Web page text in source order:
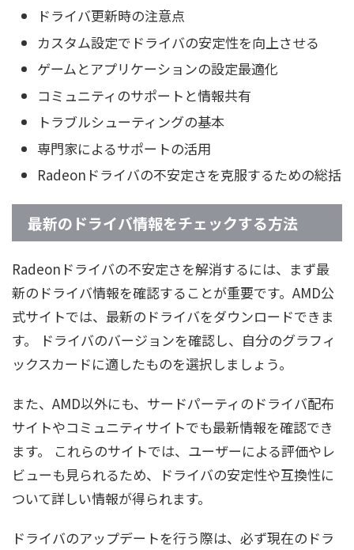
ドライバ更新時の注意点
カスタム設定でドライバの安定性を向上させる
ゲームとアプリケーションの設定最適化
コミュニティのサポートと情報共有
トラブルシューティングの基本
専門家によるサポートの活用
Radeonドライバの不安定さを克服するための総括
最新のドライバ情報をチェックする方法
Radeonドライバの不安定さを解消するには、まず最
新のドライバ情報を確認することが重要です。AMD公
式サイトでは、最新のドライバをダウンロードできま
す。 ドライバのバージョンを確認し、自分のグラフィ
ックスカードに適したものを選択しましょう。
また、AMD以外にも、サードパーティのドライバ配布
サイトやコミュニティサイトでも最新情報を確認でき
ます。 これらのサイトでは、ユーザーによる評価やレ
ビューも見られるため、ドライバの安定性や互換性に
ついて詳しい情報が得られます。
ドライバのアップデートを行う際は、必ず現在のドラ